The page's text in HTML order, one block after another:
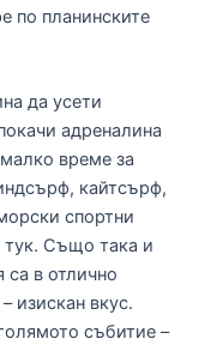
по планинските
да усети
адреналина
време за
кайтсърф,
спортни
тук. Също така и
в отлично
изискан вкус.
събитие –